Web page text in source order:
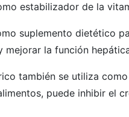
estabilizador de la
suplemento dietético
mejorar la función
también se utiliza
puede inhibir el